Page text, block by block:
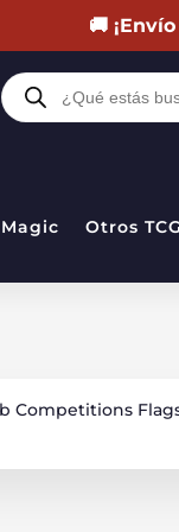
🚚
BÚSQUEDA
DE
PRODUCTOS
Magic Otros TCG